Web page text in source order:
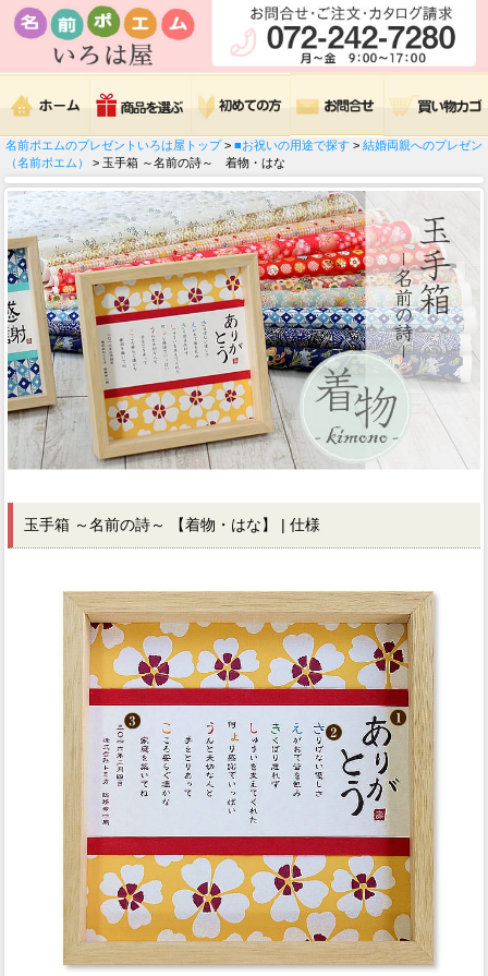
名前ポエムのプレゼントいろは屋トップ> ■お祝いの用途で探す > 結婚両親へのプレゼン
（名前ポエム）
> 玉手箱 ～名前の詩～ 着物・はな
玉手箱 ～名前の詩～ 【着物・はな】 | 仕様